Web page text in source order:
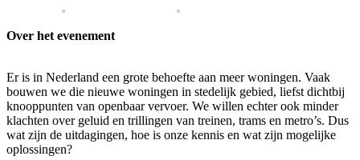
Over het evenement
Er is in Nederland een grote behoefte aan meer woningen. Vaak
bouwen we die nieuwe woningen in stedelijk gebied, liefst dichtbij
knooppunten van openbaar vervoer. We willen echter ook minder
klachten over geluid en trillingen van treinen, trams en metro’s. Dus
wat zijn de uitdagingen, hoe is onze kennis en wat zijn mogelijke
oplossingen?